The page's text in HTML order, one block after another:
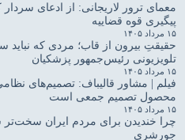
معمای ترور لاریجانی: از ادعای سردار
پیگیری قوه قضاییه
۱۵ مرداد ۱۴۰۵
حقیقتِ بیرون از قاب؛ مردی که نباید
تلویزیونی رئیس‌جمهور پزشکیان
۱۵ مرداد ۱۴۰۵
فیلم | مشاور قالیباف: تصمیم‌های
محصول تصمیم جمعی است
۱۵ مرداد ۱۴۰۵
چرا خندیدن برای مردم ایران
جورشری